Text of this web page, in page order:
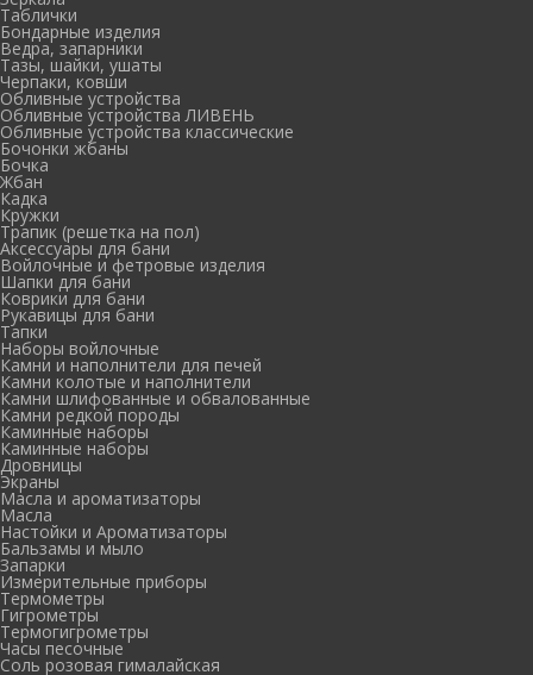
Таблички
Бондарные изделия
Ведра, запарники
Тазы, шайки, ушаты
Черпаки, ковши
Обливные устройства
Обливные устройства ЛИВЕНЬ
Обливные устройства классические
Бочонки жбаны
Бочка
Жбан
Кадка
Кружки
Трапик (решетка на пол)
Аксессуары для бани
Войлочные и фетровые изделия
Шапки для бани
Коврики для бани
Рукавицы для бани
Тапки
Наборы войлочные
Камни и наполнители для печей
Камни колотые и наполнители
Камни шлифованные и обвалованные
Камни редкой породы
Каминные наборы
Каминные наборы
Дровницы
Экраны
Масла и ароматизаторы
Масла
Настойки и Ароматизаторы
Бальзамы и мыло
Запарки
Измерительные приборы
Термометры
Гигрометры
Термогигрометры
Часы песочные
Соль розовая гималайская